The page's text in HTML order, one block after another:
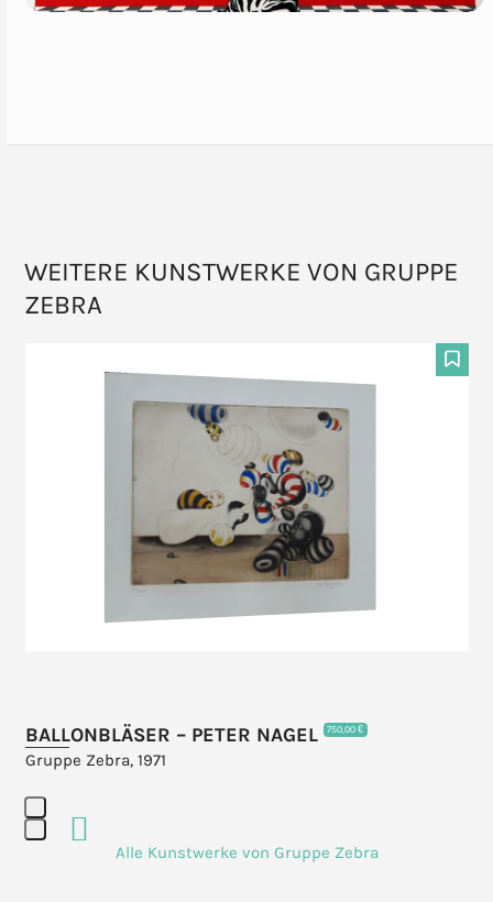
WEITERE KUNSTWERKE VON GRUPPE
ZEBRA
F
BALLONBLÄSER – PETER NAGEL 750,00 €
Gruppe Zebra, 1971
Alle Kunstwerke von Gruppe Zebra